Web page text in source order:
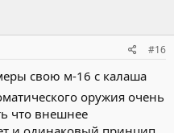
#16
свою м-16 с калаша
оружия очень
что внешнее